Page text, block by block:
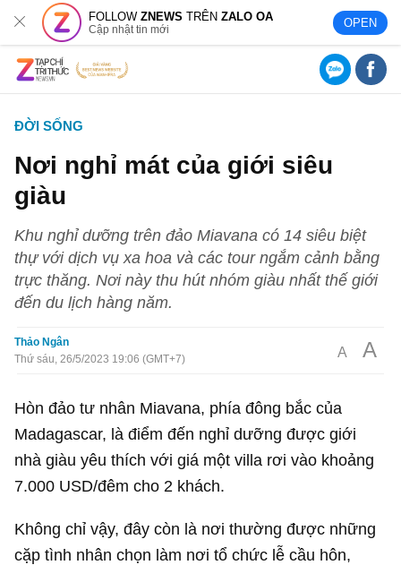
FOLLOWZNEWS TRÊNZALO OA
Cập nhật tin mới OPEN
ĐỜI SỐNG
Nơi nghỉ mát của giới siêu
giàu
Khu nghỉ dưỡng trên đảo Miavana có 14 siêu biệt
thự với dịch vụ xa hoa và các tour ngắm cảnh bằng
trực thăng. Nơi này thu hút nhóm giàu nhất thế giới
đến du lịch hàng năm.
Thảo Ngân
Thứ sáu, 26/5/2023 19:06 (GMT+7)
A A
Hòn đảo tư nhân Miavana, phía đông bắc của
Madagascar, là điểm đến nghỉ dưỡng được giới
nhà giàu yêu thích với giá một villa rơi vào khoảng
7.000 USD/đêm cho 2 khách.
Không chỉ vậy, đây còn là nơi thường được những
cặp tình nhân chọn làm nơi tổ chức lễ cầu hôn,